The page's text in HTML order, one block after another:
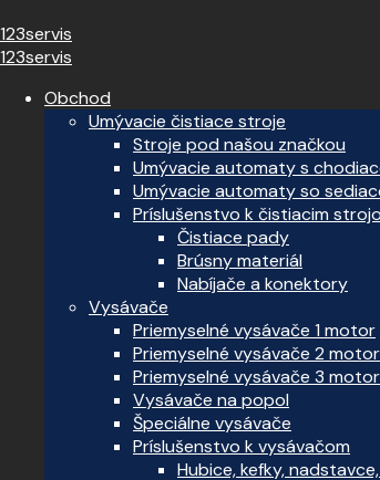
123servis
123servis
Obchod
Umývacie čistiace stroje
Stroje pod našou značkou
Umývacie automaty s
Umývacie automaty so
Príslušenstvo k čistiacim
Čistiace pady
Brúsny materiál
Nabíjače a konektory
Vysávače
Priemyselné vysávače 1 motor
Priemyselné vysávače 2
Priemyselné vysávače 3
Vysávače na popol
Špeciálne vysávače
Príslušenstvo k vysávačom
Hubice, kefky,